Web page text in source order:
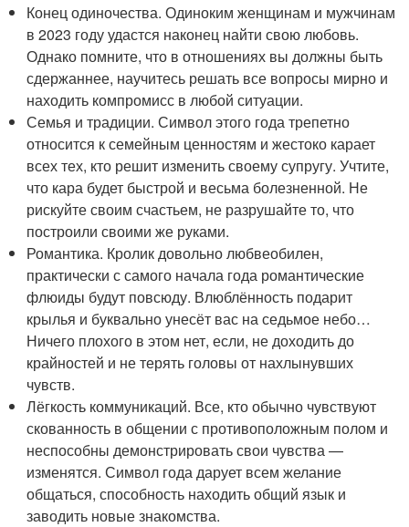
Конец одиночества. Одиноким женщинам и мужчинам
в 2023 году удастся наконец найти свою любовь.
Однако помните, что в отношениях вы должны быть
сдержаннее, научитесь решать все вопросы мирно и
находить компромисс в любой ситуации.
Семья и традиции. Символ этого года трепетно
относится к семейным ценностям и жестоко карает
всех тех, кто решит изменить своему супругу. Учтите,
что кара будет быстрой и весьма болезненной. Не
рискуйте своим счастьем, не разрушайте то, что
построили своими же руками.
Романтика. Кролик довольно любвеобилен,
практически с самого начала года романтические
флюиды будут повсюду. Влюблённость подарит
крылья и буквально унесёт вас на седьмое небо…
Ничего плохого в этом нет, если, не доходить до
крайностей и не терять головы от нахлынувших
чувств.
Лёгкость коммуникаций. Все, кто обычно чувствуют
скованность в общении с противоположным полом и
неспособны демонстрировать свои чувства —
изменятся. Символ года дарует всем желание
общаться, способность находить общий язык и
заводить новые знакомства.